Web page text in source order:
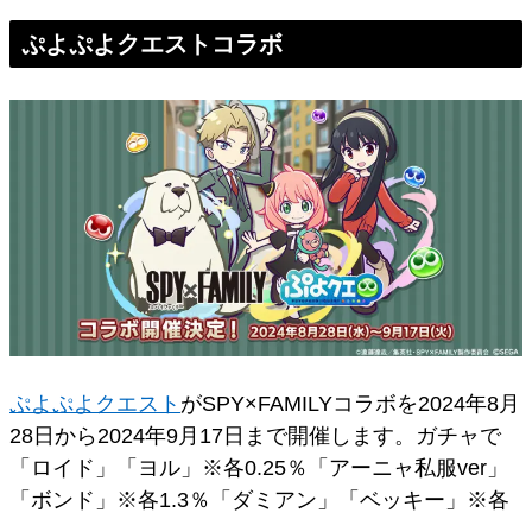
ぷよぷよクエストコラボ
ぷよぷよクエスト がSPY×FAMILYコラボを2024年8月
28日から2024年9月17日まで開催します。ガチャで
「ロイド」「ヨル」※各0.25％「アーニャ私服ver」
「ボンド」※各1.3％「ダミアン」「ベッキー」※各